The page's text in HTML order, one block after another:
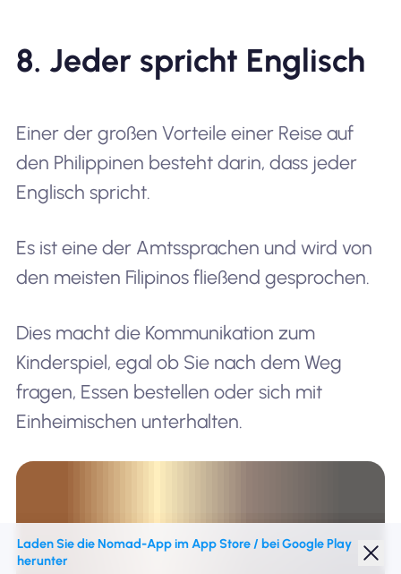
8. Jeder spricht Englisch
Einer der großen Vorteile einer Reise auf
den Philippinen besteht darin, dass jeder
Englisch spricht.
Es ist eine der Amtssprachen und wird von
den meisten Filipinos fließend gesprochen.
Dies macht die Kommunikation zum
Kinderspiel, egal ob Sie nach dem Weg
fragen, Essen bestellen oder sich mit
Einheimischen unterhalten.
Laden Sie die Nomad-App im App Store / bei Google Play
herunter